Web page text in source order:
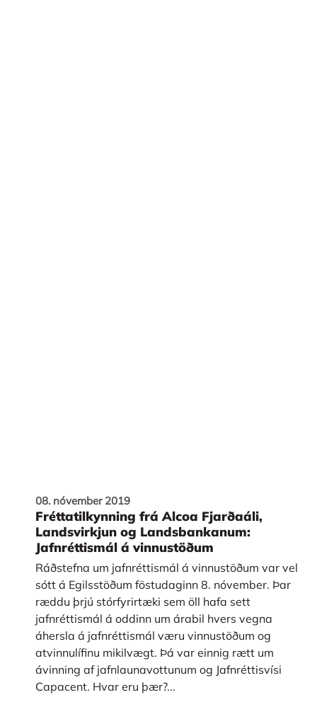
08. nóvember 2019
Fréttatilkynning frá Alcoa Fjarðaáli,
Landsvirkjun og Landsbankanum:
Jafnréttismál á vinnustöðum
Ráðstefna um jafnréttismál á vinnustöðum var vel
sótt á Egilsstöðum föstudaginn 8. nóvember. Þar
ræddu þrjú stórfyrirtæki sem öll hafa sett
jafnréttismál á oddinn um árabil hvers vegna
áhersla á jafnréttismál væru vinnustöðum og
atvinnulífinu mikilvægt. Þá var einnig rætt um
ávinning af jafnlaunavottunum og Jafnréttisvísi
Capacent. Hvar eru þær?...